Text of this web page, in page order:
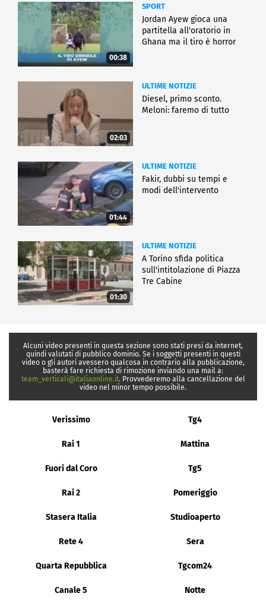
00:38
SPORT
Jordan Ayew gioca una
partitella all'oratorio in
Ghana ma il tiro è horror
02:03
ULTIME NOTIZIE
Diesel, primo sconto.
Meloni: faremo di tutto
01:44
ULTIME NOTIZIE
Fakir, dubbi su tempi e
modi dell'intervento
01:30
ULTIME NOTIZIE
A Torino sfida politica
sull'intitolazione di Piazza
Tre Cabine
Alcuni video presenti in questa sezione sono stati presi da internet,
quindi valutati di pubblico dominio. Se i soggetti presenti in questi
video o gli autori avessero qualcosa in contrario alla pubblicazione,
basterà fare richiesta di rimozione inviando una mail a:
team_verticali@italiaonline.it. Provvederemo alla cancellazione del
video nel minor tempo possibile.
Verissimo Tg4
Rai 1 Mattina
Fuori dal Coro Tg5
Rai 2 Pomeriggio
Stasera Italia Studioaperto
Rete 4 Sera
Quarta Repubblica Tgcom24
Canale 5 Notte